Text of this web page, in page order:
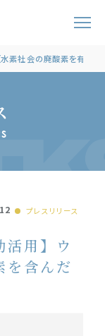
水素社会の廃酸素を有効
プレスリリース
活用】ウ
を含んだ